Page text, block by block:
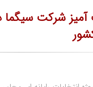
شركت سيگما